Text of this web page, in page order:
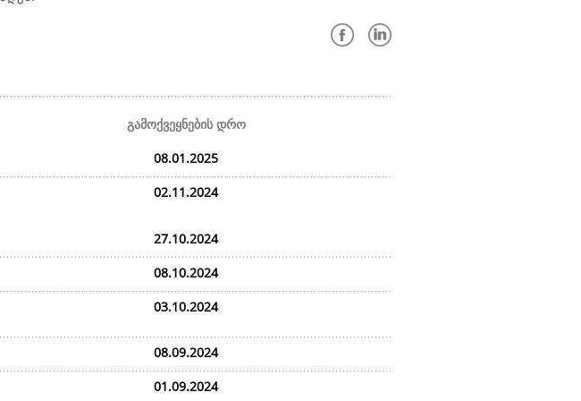
გამოქვეყნების დრო
08.01.2025
02.11.2024
27.10.2024
08.10.2024
03.10.2024
08.09.2024
01.09.2024